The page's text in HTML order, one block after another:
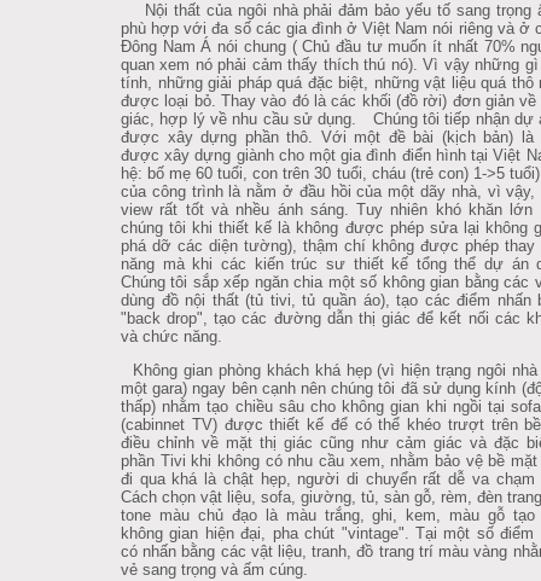
Nội thất của ngôi nhà phải đảm bảo yếu tố sang trọng
phù hợp với đa số các gia đình ở Việt Nam nói riêng và ở
Đông Nam Á nói chung ( Chủ đầu tư muốn ít nhất 70%
quan xem nó phải cảm thấy thích thú nó). Vì vậy những
tính, những giải pháp quá đặc biệt, những vật liệu quá thô
được loại bỏ. Thay vào đó là các khối (đồ rời) đơn giản về
giác, hợp lý về nhu cầu sử dụng. Chúng tôi tiếp nhận dự
được xây dựng phần thô. Với một đề bài (kịch bản) là
được xây dựng giành cho một gia đình điển hình tại Việt
hệ: bố mẹ 60 tuổi, con trên 30 tuổi, cháu (trẻ con) 1->5
của công trình là nằm ở đầu hồi của một dãy nhà, vì vậy,
view rất tốt và nhều ánh sáng. Tuy nhiên khó khăn lớn
chúng tôi khi thiết kế là không được phép sửa lại không
phá dỡ các diện tường), thậm chí không được phép thay
năng mà khi các kiến trúc sư thiết kế tổng thể dự án
Chúng tôi sắp xếp ngăn chia một số không gian bằng các
dùng đồ nội thất (tủ tivi, tủ quần áo), tạo các điểm nhấn
"back drop", tạo các đường dẫn thị giác để kết nối các
và chức năng.
Không gian phòng khách khá hẹp (vì hiện trạng ngôi
một gara) ngay bên cạnh nên chúng tôi đã sử dụng kính
thấp) nhằm tạo chiều sâu cho không gian khi ngồi tại
(cabinnet TV) được thiết kế để có thể khéo trượt trên
điều chỉnh về mặt thị giác cũng như cảm giác và đặc
phần Tivi khi không có nhu cầu xem, nhằm bảo vệ bề
đi qua khá là chật hẹp, người di chuyển rất dễ va
Cách chọn vật liệu, sofa, giường, tủ, sàn gỗ, rèm, đèn
tone màu chủ đạo là màu trắng, ghi, kem, màu gỗ tạo
không gian hiện đại, pha chút "vintage". Tại một số điểm
có nhấn bằng các vật liệu, tranh, đồ trang trí màu vàng
vẻ sang trọng và ấm cúng.